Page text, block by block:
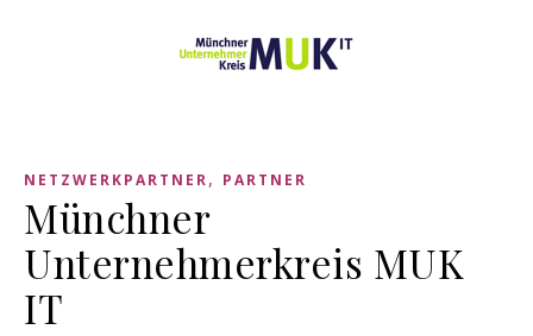
NETZWERKPARTNER, PARTNER
Münchner
Unternehmerkreis MUK
IT